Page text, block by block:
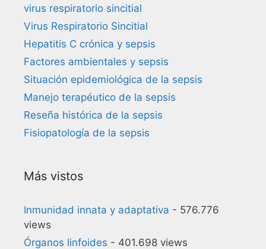
virus respiratorio sincitial
Virus Respiratorio Sincitial
Hepatitis C crónica y sepsis
Factores ambientales y sepsis
Situación epidemiológica de la sepsis
Manejo terapéutico de la sepsis
Reseña histórica de la sepsis
Fisiopatología de la sepsis
Más vistos
Inmunidad innata y adaptativa - 576.776
views
Órganos linfoides - 401.698 views